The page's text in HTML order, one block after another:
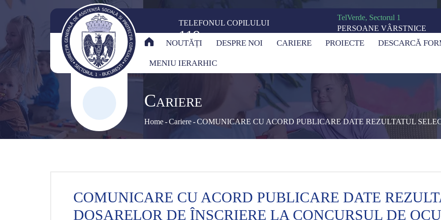
ACASĂNOUTĂȚI DESPRE NOI CARIERE PROIECTE DESCARCĂ
MENIU IERARHIC
TELEFONUL COPILULUI
119 NON-STOP
TelVerde, Sectorul 1
PERSOANE VÂRSTNICE
0800 800 063
CARIERE
Home-Cariere-COMUNICARE CU ACORD PUBLICARE DATE REZULTATUL
COMUNICARE CU ACORD PUBLICARE DATE
DOSARELOR DE ÎNSCRIERE LA CONCURSUL DE